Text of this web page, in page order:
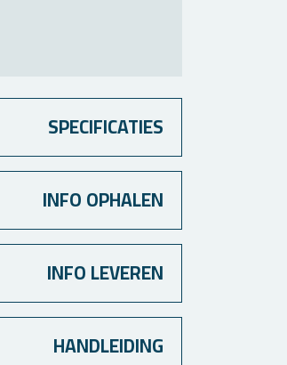
SPECIFICATIES
INFO OPHALEN
INFO LEVEREN
HANDLEIDING